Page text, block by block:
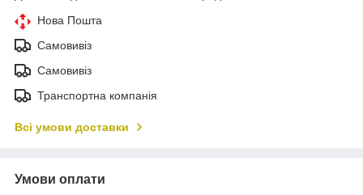
Нова Пошта
Самовивіз
Самовивіз
Транспортна компанія
Всі умови доставки
Умови оплати